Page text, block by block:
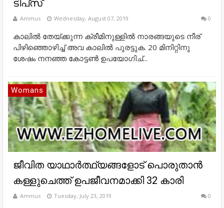
ടിപ്‌സ്
Ammus Wednesday, August 07, 2019 0
കാലില്‍ തേയ്ക്കുന്ന ക്രീമിനുള്ളില്‍ നാരങ്ങയുടെ നീര്
പിഴിഞ്ഞൊഴിച്ച് അവ കാലില്‍ പുരട്ടുക. 20 മിനിറ്റിനു
ശേഷം നനഞ്ഞ കോട്ടണ്‍ ഉപയോഗിച്...
Womans
ജീവിത യാഥാർത്ഥ്യങ്ങളോട് പൊരുതാൻ
കള്ളുചെത്ത് ഉപജീവനമാക്കി 32 കാരി
Ammus Tuesday, July 23, 2019 0